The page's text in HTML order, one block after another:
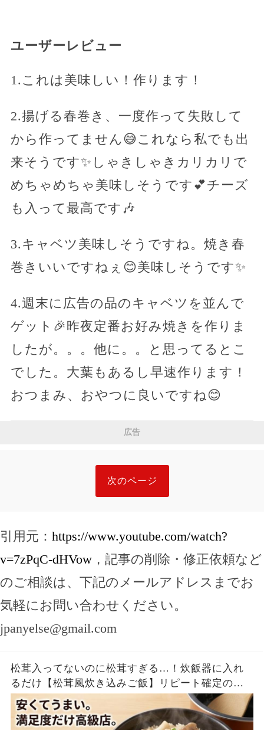
ユーザーレビュー
1.これは美味しい！作ります！
2.揚げる春巻き、一度作って失敗して
から作ってません😅これなら私でも出
来そうです✨しゃきしゃきカリカリで
めちゃめちゃ美味しそうです💕チーズ
も入って最高です🎶
3.キャベツ美味しそうですね。焼き春
巻きいいですねぇ😊美味しそうです✨
4.週末に広告の品のキャベツを並んで
ゲット🎉昨夜定番お好み焼きを作りま
したが。。。他に。。と思ってるとこ
でした。大葉もあるし早速作ります！
おつまみ、おやつに良いですね😊
広告
次のページ
引用元： https://www.youtube.com/watch?
v=7zPqC-dHVow ，記事の削除・修正依頼など
のご相談は、下記のメールアドレスまでお
気軽にお問い合わせください。
jpanyelse@gmail.com
松茸入ってないのに松茸すぎる…！炊飯器に入れ
るだけ【松茸風炊き込みご飯】リピート確定の神
レシピ